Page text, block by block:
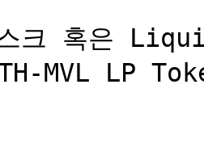
크 혹은
MVL LP